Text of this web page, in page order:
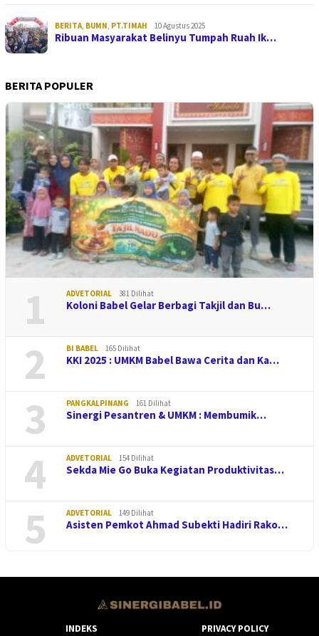
BERITA, BUMN, PT.TIMAH 10 Agustus 2025
Ribuan Masyarakat Belinyu Tumpah Ruah Ik…
BERITA POPULER
1 ADVETORIAL 381 Dilihat
Koloni Babel Gelar Berbagi Takjil dan Bu…
2 BI BABEL 165 Dilihat
KKI 2025 : UMKM Babel Bawa Cerita dan Ka…
3 PANGKALPINANG 161 Dilihat
Sinergi Pesantren & UMKM : Membumik…
4 ADVETORIAL 154 Dilihat
Sekda Mie Go Buka Kegiatan Produktivitas…
5 ADVETORIAL 149 Dilihat
Asisten Pemkot Ahmad Subekti Hadiri Rako…
INDEKS PRIVACY POLICY